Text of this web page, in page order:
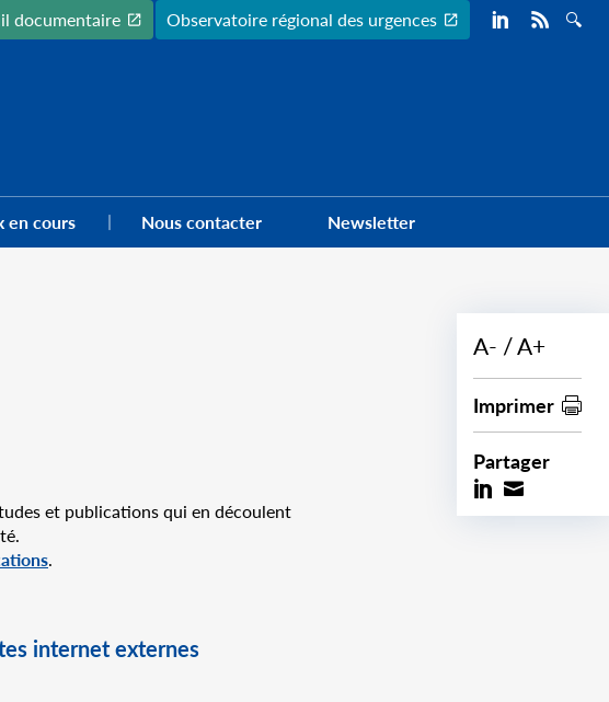
Preheader
documentaire Observatoire régional des urgences
en cours Nous contacter Newsletter
et publications qui en découlent
.
internet externes
A- A+
Imprimer
Partager